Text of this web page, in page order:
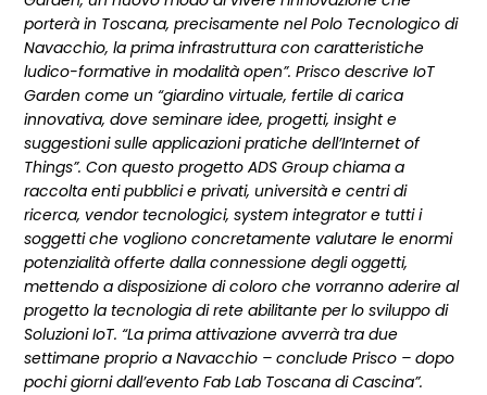
porterà in Toscana, precisamente nel Polo Tecnologico di
Navacchio, la prima infrastruttura con caratteristiche
ludico-formative in modalità open”. Prisco descrive IoT
Garden come un “giardino virtuale, fertile di carica
innovativa, dove seminare idee, progetti, insight e
suggestioni sulle applicazioni pratiche dell’Internet of
Things”. Con questo progetto ADS Group chiama a
raccolta enti pubblici e privati, università e centri di
ricerca, vendor tecnologici, system integrator e tutti i
soggetti che vogliono concretamente valutare le enormi
potenzialità offerte dalla connessione degli oggetti,
mettendo a disposizione di coloro che vorranno aderire al
progetto la tecnologia di rete abilitante per lo sviluppo di
Soluzioni IoT. “La prima attivazione avverrà tra due
settimane proprio a Navacchio – conclude Prisco – dopo
pochi giorni dall’evento Fab Lab Toscana di Cascina”.